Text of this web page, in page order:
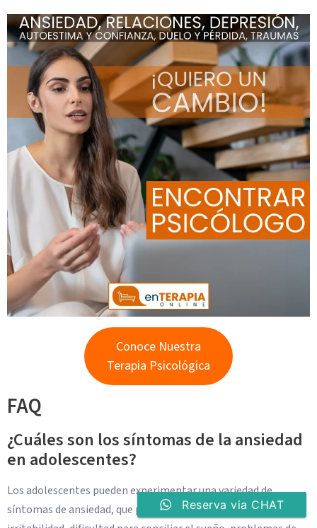
Conoce Nuestra
Terapia Psicológica
FAQ
¿Cuáles son los síntomas de la ansiedad
en adolescentes?
Los adolescentes pueden experimentar una variedad de
síntomas de ansiedad, que pueden incluir inquietud,
Reserva via CHAT